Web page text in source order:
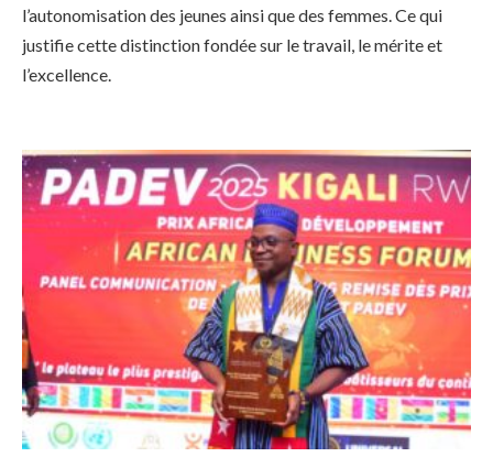
l’autonomisation des jeunes ainsi que des femmes. Ce qui
justifie cette distinction fondée sur le travail, le mérite et
l’excellence.